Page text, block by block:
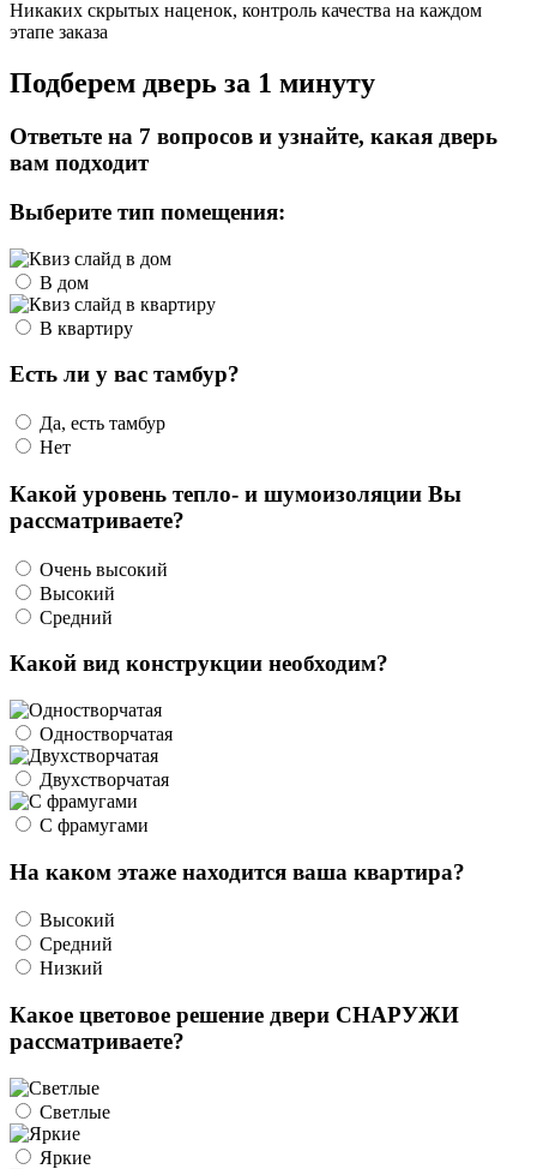
Никаких скрытых наценок, контроль качества на каждом
этапе заказа
Подберем дверь за 1 минуту
Ответьте на 7 вопросов и узнайте, какая дверь
вам подходит
Выберите тип помещения:
В дом
В квартиру
Есть ли у вас тамбур?
Да, есть тамбур
Нет
Какой уровень тепло- и шумоизоляции Вы
рассматриваете?
Очень высокий
Высокий
Средний
Какой вид конструкции необходим?
Одностворчатая
Двухстворчатая
С фрамугами
На каком этаже находится ваша квартира?
Высокий
Средний
Низкий
Какое цветовое решение двери СНАРУЖИ
рассматриваете?
Светлые
Яркие